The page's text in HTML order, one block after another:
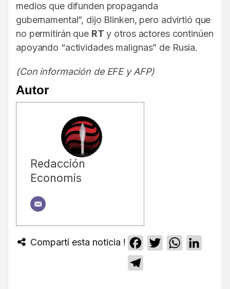
medios que difunden propaganda
gubernamental”, dijo Blinken, pero advirtió que
no permitirán que RT y otros actores continúen
apoyando “actividades malignas” de Rusia.
(Con información de EFE y AFP)
Autor
Redacción
Economis
Compartí esta noticia ! Facebook
TwitterWhatsApp